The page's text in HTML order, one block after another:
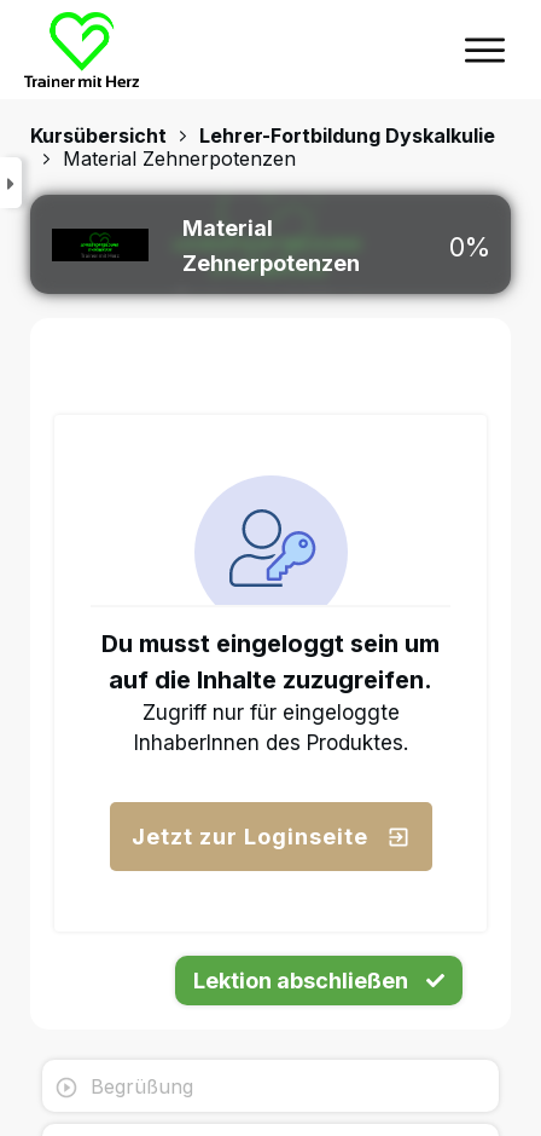
Kursübersicht
Lehrer-Fortbildung Dyskalkulie
Material Zehnerpotenzen
Material
Zehnerpotenzen
0%
Du musst eingeloggt sein um
auf die Inhalte zuzugreifen.
Zugriff nur für eingeloggte
InhaberInnen des Produktes.
Jetzt zur Loginseite
Lektion abschließen
Begrüßung